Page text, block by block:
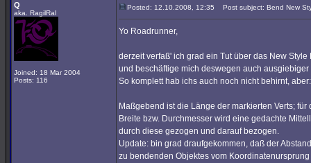
Q
aka. RagilRal
Joined: 18 Mar 2004
Posts: 116
Posted: 12.10.2008, 12:35 Post subject: Bend New
Yo Roadrunner,
derzeit verfaß' ich grad ein Tut über das New Style
und beschäftige mich deswegen auch ausgiebiger
So komplett hab ichs auch noch nicht behirnt, aber:
Maßgebend ist die Länge der markierten Verts; für
Breite bzw. Durchmesser wird eine gedachte
durch diese gezogen und darauf bezogen.
Update: bin grad draufgekommen, daß der
zu bendenden Objektes vom